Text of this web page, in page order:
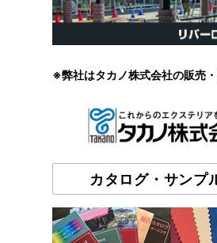
※弊社はタカノ株式会社の販売
カタログ・サンプ